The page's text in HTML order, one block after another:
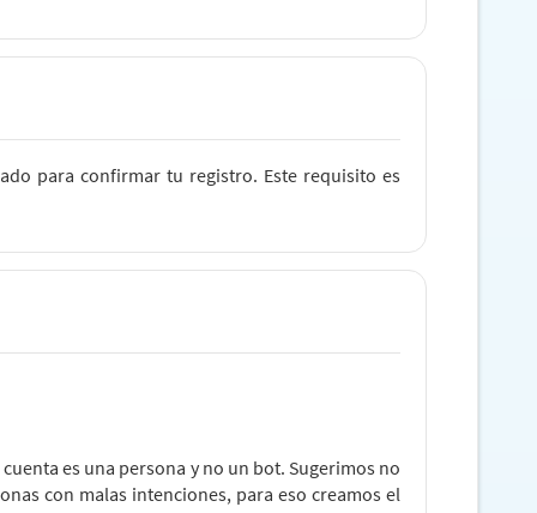
para confirmar tu registro. Este requisito es
es una persona y no un bot. Sugerimos no
con malas intenciones, para eso creamos el